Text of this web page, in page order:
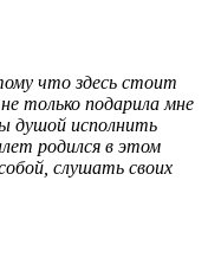
что здесь стоит
только подарила мне
душой исполнить
родился в этом
слушать своих